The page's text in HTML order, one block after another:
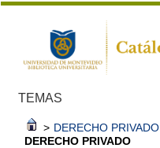
TEMAS
> DERECHO PRIVADO
DERECHO PRIVADO